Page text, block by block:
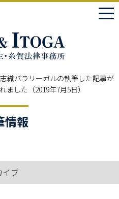
織パラリーガルの執筆した記事が
ました（2019年7月5日）
情報
イブ